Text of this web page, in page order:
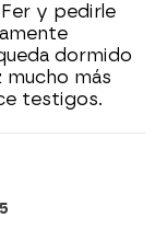
y pedirle
dormido
mucho más
testigos.